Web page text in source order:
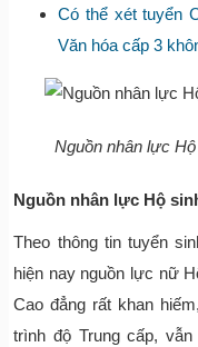
Có thể xét tuyển
Văn hóa cấp 3
Nguồn nhân lực
Nguồn nhân lực Hộ
Theo thông tin tuyển
hiện nay nguồn lực nữ
Cao đẳng rất khan
trình độ Trung cấp,